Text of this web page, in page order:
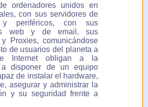
ordenadores unidos en
con sus servidores de
y periféricos, con sus
web y de email, sus
Proxies, comunicándose
de usuarios del planeta a
Internet obligan a la
a disponer de un equipo
de instalar el hardware,
asegurar y administrar la
y su seguridad frente a